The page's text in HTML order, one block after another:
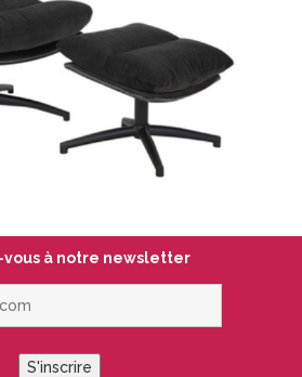
vous à notre newsletter
S'inscrire